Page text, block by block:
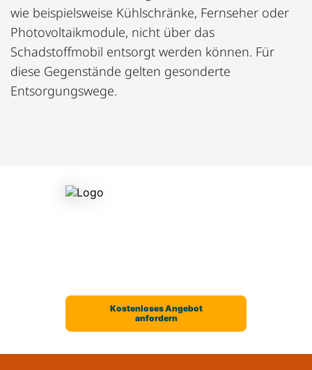
wie beispielsweise Kühlschränke, Fernseher oder
Photovoltaikmodule, nicht über das
Schadstoffmobil entsorgt werden können. Für
diese Gegenstände gelten gesonderte
Entsorgungswege.